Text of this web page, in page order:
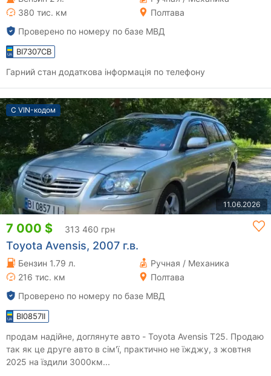
380 тис. км
Полтава
Проверено по номеру по базе МВД
BI7307CB
Гарний стан додаткова інформація по телефону
С VIN-кодом
11.06.2026
7 000 $ 313 460 грн
Toyota Avensis, 2007 г.в.
Бензин 1.79 л.
Ручная / Механика
216 тис. км
Полтава
Проверено по номеру по базе МВД
BI0857II
продам надійне, доглянуте авто - Toyota Avensis T25. Продаю
так як це друге авто в сім'ї, практично не їжджу, з жовтня
2025 на їздили 3000км...